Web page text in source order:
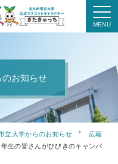
お知らせ
立大学からのお知らせ
広報
生の皆さんがひびきのキャンパ